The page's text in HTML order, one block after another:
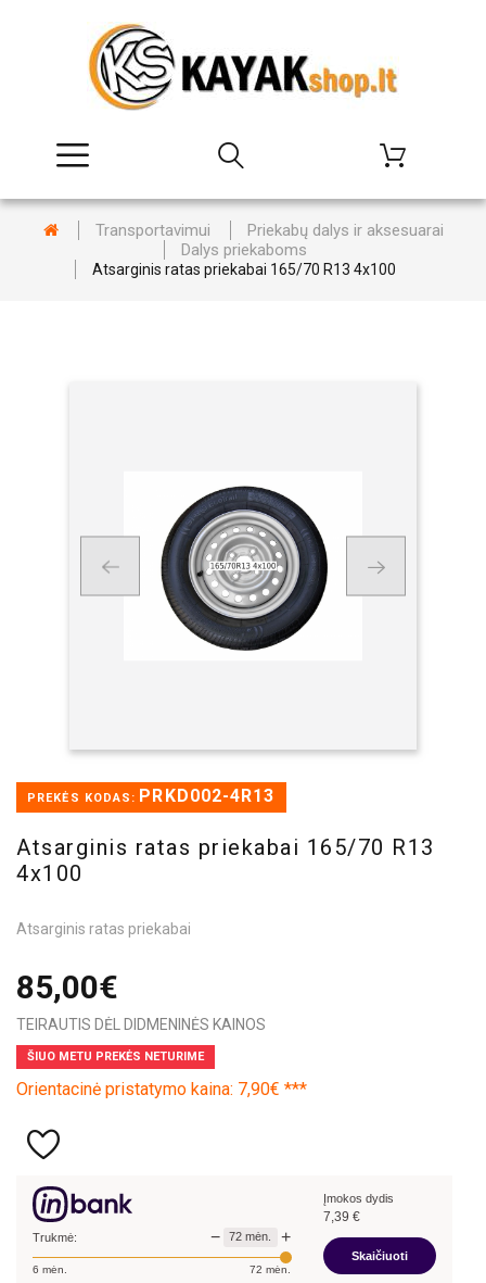
Transportavimui
Priekabų dalys ir aksesuarai
Dalys priekaboms
Atsarginis ratas priekabai 165/70 R13 4x100
PREKĖS KODAS: PRKD002-4R13
Atsarginis ratas priekabai 165/70 R13
4x100
Atsarginis ratas priekabai
85,00€
TEIRAUTIS DĖL DIDMENINĖS KAINOS
ŠIUO METU PREKĖS NETURIME
Orientacinė pristatymo kaina: 7,90€ ***
Trukmė: − 72 mėn. +
6 mėn. 72 mėn.
Įmokos dydis
7,39 €
Skaičiuoti